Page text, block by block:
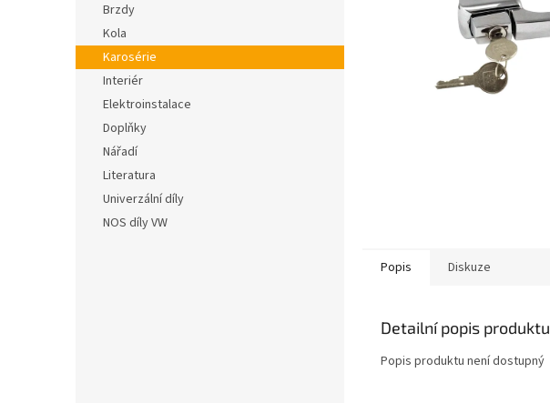
l
Brzdy
Kola
Karosérie
Interiér
Elektroinstalace
Doplňky
Nářadí
Literatura
Univerzální díly
NOS díly VW
Popis Diskuze
Detailní popis produktu
Popis produktu není dostupný